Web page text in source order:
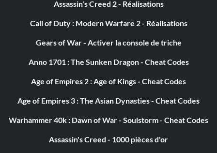
Assassin's Creed 2 - Réalisations
Call of Duty : Modern Warfare 2 - Réalisations
Gears of War - Activer la console de triche
Anno 1701 : The Sunken Dragon - Cheat Codes
Age of Empires 2 : Age of Kings - Cheat Codes
Age of Empires 3 : The Asian Dynasties - Cheat Codes
Warhammer 40k : Dawn of War - Soulstorm - Cheat Codes
Assassin's Creed - 1000 pièces d'or